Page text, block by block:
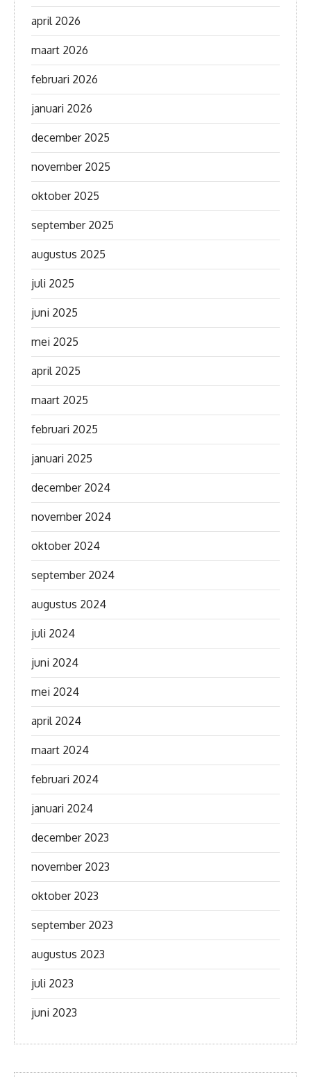
april 2026
maart 2026
februari 2026
januari 2026
december 2025
november 2025
oktober 2025
september 2025
augustus 2025
juli 2025
juni 2025
mei 2025
april 2025
maart 2025
februari 2025
januari 2025
december 2024
november 2024
oktober 2024
september 2024
augustus 2024
juli 2024
juni 2024
mei 2024
april 2024
maart 2024
februari 2024
januari 2024
december 2023
november 2023
oktober 2023
september 2023
augustus 2023
juli 2023
juni 2023